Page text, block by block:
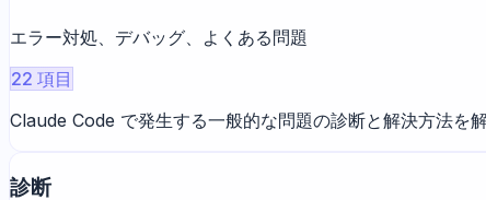
エラー対処、デバッグ、よくある問題
22 項目
Claude Code で発生する一般的な問題の診断と解決方法を
診断